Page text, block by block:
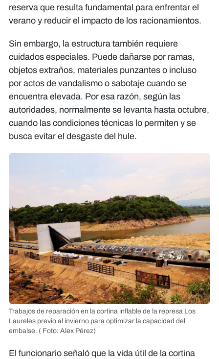
reserva que resulta fundamental para enfrentar el
verano y reducir el impacto de los racionamientos.
Sin embargo, la estructura también requiere
cuidados especiales. Puede dañarse por ramas,
objetos extraños, materiales punzantes o incluso
por actos de vandalismo o sabotaje cuando se
encuentra elevada. Por esa razón, según las
autoridades, normalmente se levanta hasta octubre,
cuando las condiciones técnicas lo permiten y se
busca evitar el desgaste del hule.
Trabajos de reparación en la cortina inflable de la represa Los
Laureles previo al invierno para optimizar la capacidad del
embalse. ( Foto: Alex Pérez)
El funcionario señaló que la vida útil de la cortina